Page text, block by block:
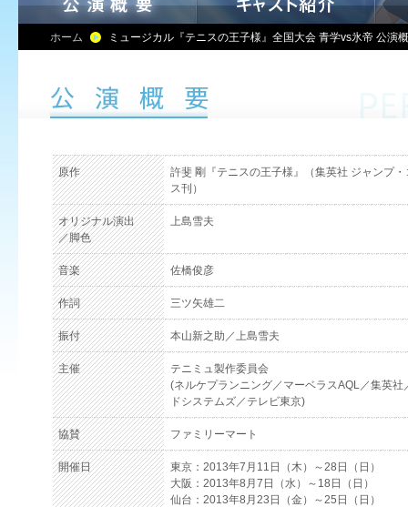
ホーム ミュージカル『テニスの王子様』全国大会 青学vs氷帝 公演
原作
許斐 剛『テニスの王子様』（集英社 ジャンプ
ス刊）
オリジナル演出
／脚色
上島雪夫
音楽 佐橋俊彦
作詞 三ツ矢雄二
振付 本山新之助／上島雪夫
主催
テニミュ製作委員会
(ネルケプランニング／マーベラスAQL／集英社
ドシステムズ／テレビ東京)
協賛 ファミリーマート
開催日
東京：2013年7月11日（木）～28日（日）
大阪：2013年8月7日（水）～18日（日）
仙台：2013年8月23日（金）～25日（日）